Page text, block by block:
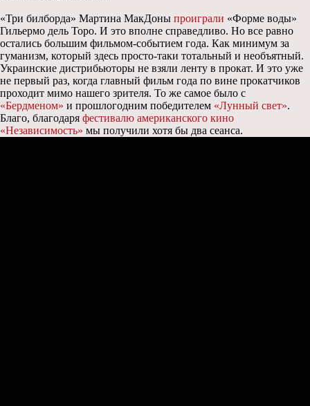
«Три билборда» Мартина МакДоны проиграли «Форме воды»
Гильермо дель Торо. И это вполне справедливо. Но все равно
остались большим фильмом-событием года. Как минимум за
гуманизм, который здесь просто-таки тотальный и необъятный.
Украинские дистрибьюторы не взяли ленту в прокат. И это уже
не первый раз, когда главный фильм года по вине прокатчиков
проходит мимо нашего зрителя. То же самое было с
«Бердменом» и прошлогодним победителем «Лунный свет».
Благо, благодаря фестивалю американского кино
«Независимость» мы получили хотя бы два сеанса.